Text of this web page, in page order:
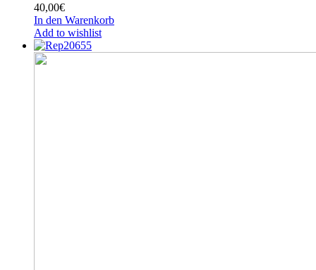
40,00€
In den Warenkorb
Add to wishlist